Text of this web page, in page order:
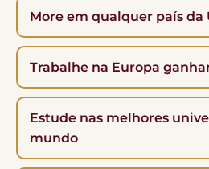
More em qualquer país da
Trabalhe na Europa
Estude nas melhores
mundo